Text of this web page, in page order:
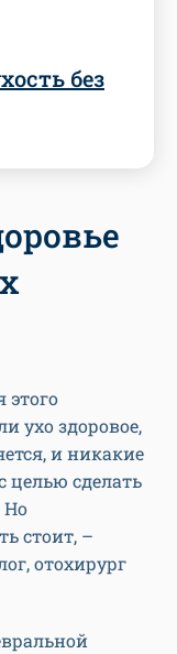
без
этого
ухо здоровое,
и никакие
сделать
Но
стоит, –
отохирург